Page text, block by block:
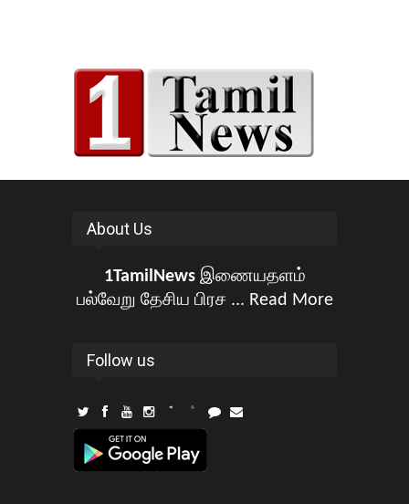
About Us
1TamilNewsஇணையதளம்
பல்வேறு தேசிய பிரச ... Read More
Follow us